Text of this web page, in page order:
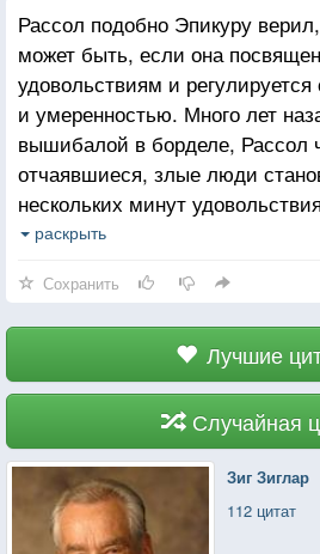
Рассол подобно Эпикуру
может быть, если она
удовольствиям и
и умеренностью. Много лет
вышибалой в борделе, Рассол
отчаявшиеся, злые люди
нескольких минут
и весёлыми. Тогда он и
выставили ветхий магазин с
и Рассол пошёл на
купил его и начал доставлять
иного рода.
раскрыть
Сохранить
Лучшие
Случайная
Зиг Зиглар
112 цитат